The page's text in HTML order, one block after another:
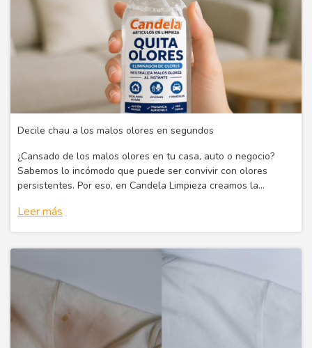
Decile chau a los malos olores en segundos
¿Cansado de los malos olores en tu casa, auto o negocio?
Sabemos lo incómodo que puede ser convivir con olores
persistentes. Por eso, en Candela Limpieza creamos la
para eliminar los olores d
Leer más